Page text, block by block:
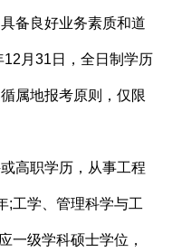
备良好业务素质和道
月31日，全日制学历
属地报考原则，仅限
高职学历，从事工程
;工学、管理科学与工
一级学科硕士学位，